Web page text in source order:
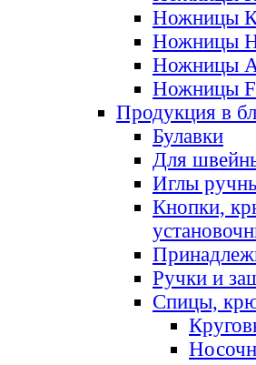
Ножницы
Ножницы
Ножницы
Ножницы
Продукция в
Булавки
Для
Иглы
Кнопки,
Ручки и
Спицы,